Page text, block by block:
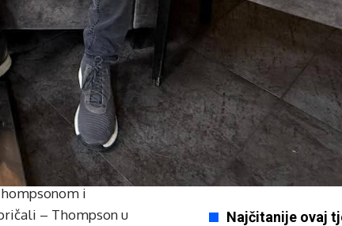
i
– Thompson u
Najčitanije ovaj